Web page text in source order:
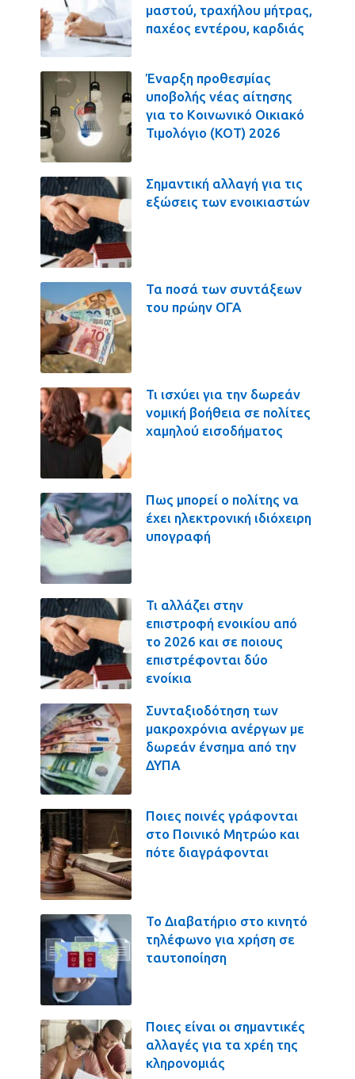
μαστού, τραχήλου μήτρας,
παχέος εντέρου, καρδιάς
Έναρξη προθεσμίας
υποβολής νέας αίτησης
για το Κοινωνικό Οικιακό
Τιμολόγιο (ΚΟΤ) 2026
Σημαντική αλλαγή για τις
εξώσεις των ενοικιαστών
Τα ποσά των συντάξεων
του πρώην ΟΓΑ
Τι ισχύει για την δωρεάν
νομική βοήθεια σε πολίτες
χαμηλού εισοδήματος
Πως μπορεί ο πολίτης να
έχει ηλεκτρονική ιδιόχειρη
υπογραφή
Τι αλλάζει στην
επιστροφή ενοικίου από
το 2026 και σε ποιους
επιστρέφονται δύο
ενοίκια
Συνταξιοδότηση των
μακροχρόνια ανέργων με
δωρεάν ένσημα από την
ΔΥΠΑ
Ποιες ποινές γράφονται
στο Ποινικό Μητρώο και
πότε διαγράφονται
Το Διαβατήριο στο κινητό
τηλέφωνο για χρήση σε
ταυτοποίηση
Ποιες είναι οι σημαντικές
αλλαγές για τα χρέη της
κληρονομιάς